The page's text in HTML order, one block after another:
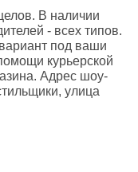
В наличии
- всех типов.
под ваши
курьерской
Адрес шоу-
улица